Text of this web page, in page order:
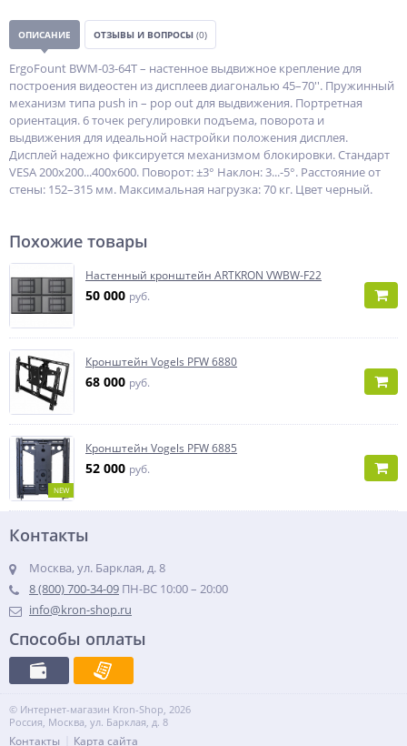
ОПИСАНИЕ ОТЗЫВЫ И ВОПРОСЫ (0)
ErgoFount BWM-03-64T – настенное выдвижное крепление для
построения видеостен из дисплеев диагональю 45–70''. Пружинный
механизм типа push in – pop out для выдвижения. Портретная
ориентация. 6 точек регулировки подъема, поворота и
выдвижения для идеальной настройки положения дисплея.
Дисплей надежно фиксируется механизмом блокировки. Стандарт
VESA 200x200...400x600. Поворот: ±3° Наклон: 3...-5°. Расстояние от
стены: 152–315 мм. Максимальная нагрузка: 70 кг. Цвет черный.
Похожие товары
Настенный кронштейн ARTKRON VWBW-F22
50 000 руб.
Кронштейн Vogels PFW 6880
68 000 руб.
NEW
Кронштейн Vogels PFW 6885
52 000 руб.
Контакты
Москва, ул. Барклая, д. 8
8 (800) 700-34-09 ПН-ВС 10:00 – 20:00
info@kron-shop.ru
Способы оплаты
© Интернет-магазин Kron-Shop, 2026
Россия, Москва, ул. Барклая, д. 8
Контакты Карта сайта